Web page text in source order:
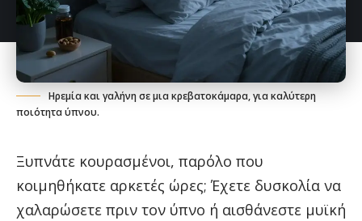
Ηρεμία και γαλήνη σε μια κρεβατοκάμαρα, για καλύτερη
ποιότητα ύπνου.
Ξυπνάτε κουρασμένοι, παρόλο που
κοιμηθήκατε αρκετές ώρες; Έχετε δυσκολία να
χαλαρώσετε πριν τον ύπνο ή αισθάνεστε μυϊκή